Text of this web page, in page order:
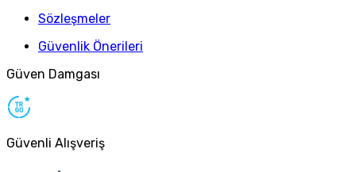
Sözleşmeler
Güvenlik Önerileri
Güven Damgası
Güvenli Alışveriş